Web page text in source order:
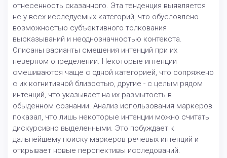
отнесенность сказанного. Эта тенденция выявляется
не у всех исследуемых категорий, что обусловлено
возможностью субъективного толкования
высказываний и неоднозначностью контекста.
Описаны варианты смешения интенций при их
неверном определении. Некоторые интенции
смешиваются чаще с одной категорией, что сопряжено
с их когнитивной близостью, другие - с целым рядом
интенций, что указывает на их размытость в
обыденном сознании. Анализ использования маркеров
показал, что лишь некоторые интенции можно считать
дискурсивно выделенными. Это побуждает к
дальнейшему поиску маркеров речевых интенций и
открывает новые перспективы исследований.